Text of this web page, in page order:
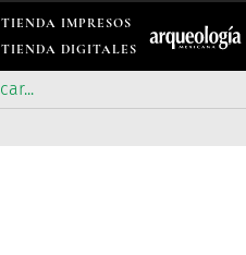
TIENDA IMPRESOS
TIENDA DIGITALES